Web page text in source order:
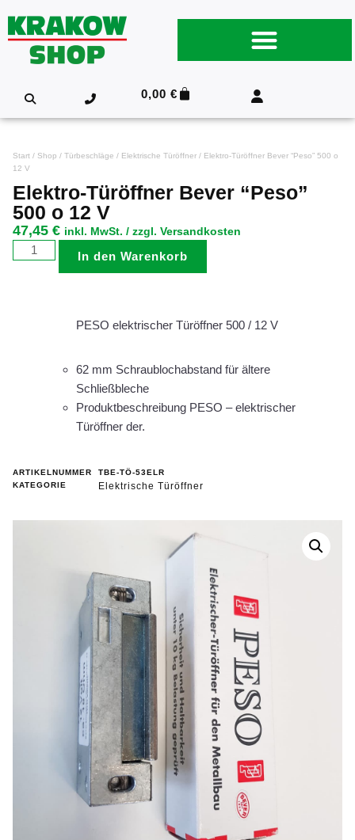
0,00€
Start / Shop / Türbeschläge / Elektrische Türöffner / Elektro-Türöffner Bever “Peso” 500 o
12 V
Elektro-Türöffner Bever “Peso”
500 o 12 V
47,45 € inkl. MwSt. / zzgl. Versandkosten
In den Warenkorb
PESO elektrischer Türöffner 500 / 12 V
62 mm Schraublochabstand für ältere
Schließbleche
Produktbeschreibung PESO – elektrischer
Türöffner der.
ARTIKELNUMMER
TBE-TÖ-53ELR
KATEGORIE
Elektrische Türöffner